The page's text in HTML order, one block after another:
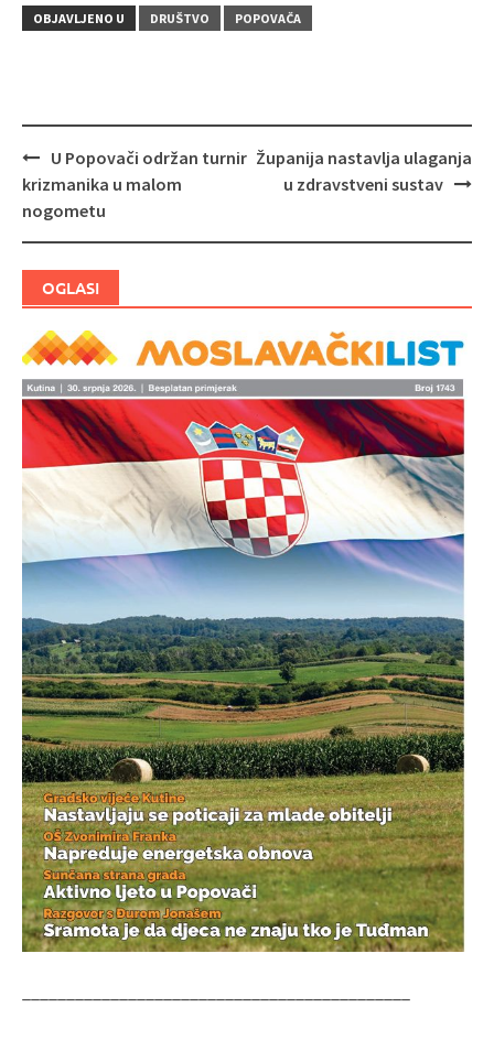
OBJAVLJENO U DRUŠTVO POPOVAČA
Navigacija
objava
U Popovači održan turnir
krizmanika u malom
nogometu
Županija nastavlja ulaganja
u zdravstveni sustav
OGLASI